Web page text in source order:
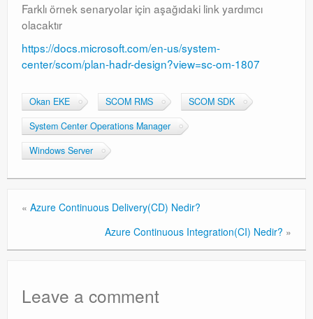
Farklı örnek senaryolar için aşağıdaki link yardımcı
olacaktır
https://docs.microsoft.com/en-us/system-
center/scom/plan-hadr-design?view=sc-om-1807
Okan EKE SCOM RMS
SCOM SDK
System Center Operations Manager
Windows Server
« Azure Continuous Delivery(CD) Nedir?
Azure Continuous Integration(CI) Nedir? »
Leave a comment